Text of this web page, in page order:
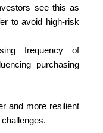
see this as
to avoid high-risk
frequency of
purchasing
and more resilient